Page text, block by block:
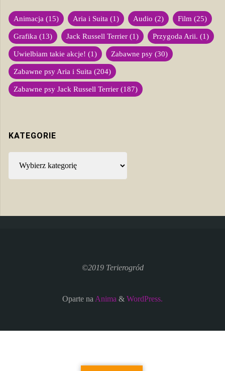
Animacja (15) Aria i Suita (1) Audio (2) Film (25)
Grafika (13) Jack Russell Terrier (1) Przygoda Arii. (1)
Uwielbiam takie akcje! (1) Zabawne psy (30)
Zabawne psy Aria i Suita (204)
Zabawne psy Jack Russell Terrier (187)
KATEGORIE
©2019 Terierogród
Oparte naAnima & WordPress.